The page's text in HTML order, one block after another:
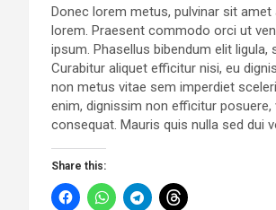
Donec lorem metus, pulvinar sit
lorem. Praesent commodo orci ut
ipsum. Phasellus bibendum elit
Curabitur aliquet efficitur nisi, eu
non metus vitae sem imperdiet
enim, dignissim non efficitur
consequat. Mauris quis nulla sed dui
Share this: